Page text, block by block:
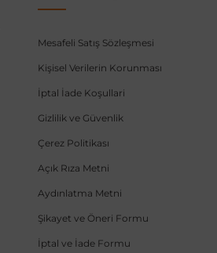
Mesafeli Satış Sözleşmesi
Kişisel Verilerin Korunması
İptal İade Koşullari
Gizlilik ve Güvenlik
Çerez Politikası
Açık Rıza Metni
Aydınlatma Metni
Şikayet ve Öneri Formu
İptal ve İade Formu